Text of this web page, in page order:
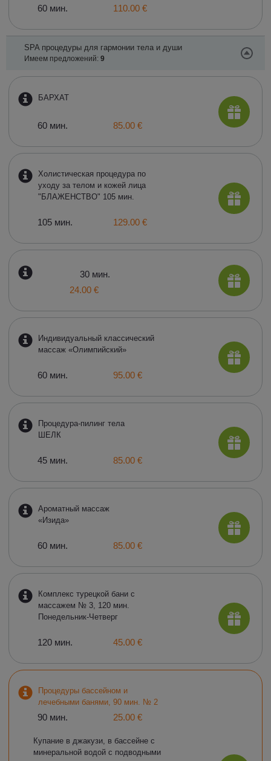
60 мин. 110.00 €
SPA процедуры для гармонии тела и души
Имеем предложений: 9
БАРХАТ
60 мин. 85.00 €
Холистическая процедура по
уходу за телом и кожей лица
"БЛАЖЕНСТВО" 105 мин.
105 мин. 129.00 €
30 мин.
24.00 €
Индивидуальный классический
массаж «Олимпийский»
60 мин. 95.00 €
Процедура-пилинг тела
ШЕЛК
45 мин. 85.00 €
Ароматный массаж
«Изида»
60 мин. 85.00 €
Комплекс турецкой бани с
массажем № 3, 120 мин.
Понедельник-Четверг
120 мин. 45.00 €
Процедуры бассейном и
лечебными банями, 90 мин. № 2
90 мин. 25.00 €
Купание в джакузи, в бассейне с
минеральной водой с подводными